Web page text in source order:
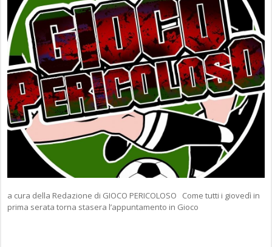
a cura della Redazione di GIOCO PERICOLOSO Come tutti i giovedì in
prima serata torna stasera l’appuntamento in Gioco